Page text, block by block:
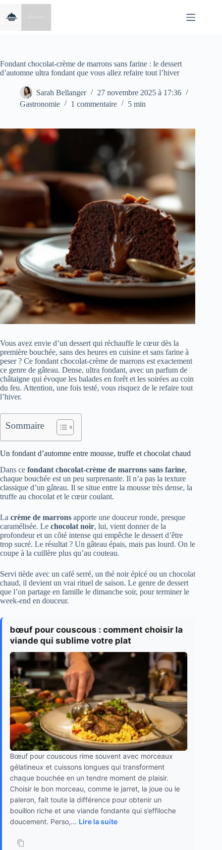
contenu
Fondant chocolat-crème de marrons sans farine : le dessert
d’automne ultra fondant que vous allez refaire tout l’hiver
Sarah Bellanger
27 novembre 2025 à 17:36
Gastronomie
1 commentaire 5 min
Vous avez envie d’un dessert qui réchauffe le cœur dès la
première bouchée, sans des heures en cuisine et sans farine à
peser ? Ce fondant chocolat-crème de marrons est exactement
ce genre de gâteau. Dense, ultra fondant, avec un parfum de
châtaigne qui évoque les balades en forêt et les soirées au coin
du feu. Attention, une fois testé, vous risquez de le refaire tout
l’hiver.
Sommaire
Un fondant d’automne entre mousse, truffe et chocolat chaud
Dans ce fondant chocolat-crème de marrons sans farine,
chaque bouchée est un peu surprenante. Il n’a pas la texture
classique d’un gâteau. Il se situe entre la mousse très dense, la
truffe au chocolat et le cœur coulant.
La crème de marrons apporte une douceur ronde, presque
caramélisée. Le chocolat noir, lui, vient donner de la
profondeur et un côté intense qui empêche le dessert d’être
trop sucré. Le résultat ? Un gâteau épais, mais pas lourd. On le
coupe à la cuillère plus qu’au couteau.
Servi tiède avec un café serré, un thé noir épicé ou un chocolat
chaud, il devient un vrai rituel de saison. Le genre de dessert
que l’on partage en famille le dimanche soir, pour terminer le
week-end en douceur.
bœuf pour couscous : comment choisir la
viande qui sublime votre plat
Bœuf pour couscous rime souvent avec morceaux
gélatineux et cuissons longues qui transforment
chaque bouchée en un tendre moment de plaisir.
Choisir le bon morceau, comme le jarret, la joue ou le
paleron, fait toute la différence pour obtenir un
bouillon riche et une viande fondante qui s’effiloche
doucement. Perso,... Lire la suite